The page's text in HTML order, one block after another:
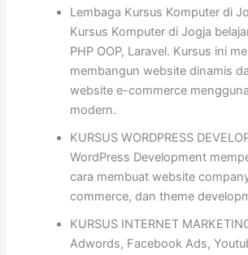
Lembaga Kursus Komputer di
Kursus Komputer di Jogja
PHP OOP, Laravel. Kursus ini
membangun website dinamis
website e-commerce
modern.
KURSUS WORDPRESS
WordPress Development
cara membuat website
commerce, dan theme
KURSUS INTERNET
Adwords, Facebook Ads,